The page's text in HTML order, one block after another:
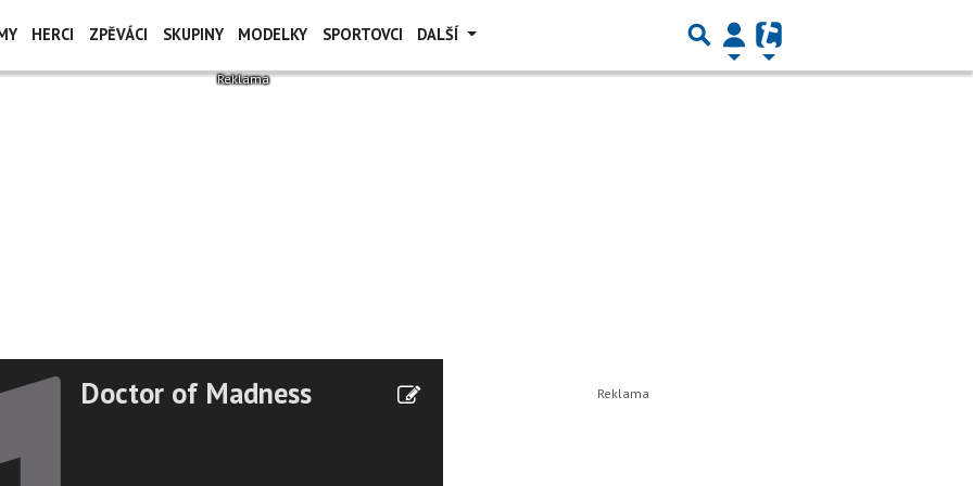
HERCI ZPĚVÁCI SKUPINY MODELKY SPORTOVCI DALŠÍ
Doctor of Madness